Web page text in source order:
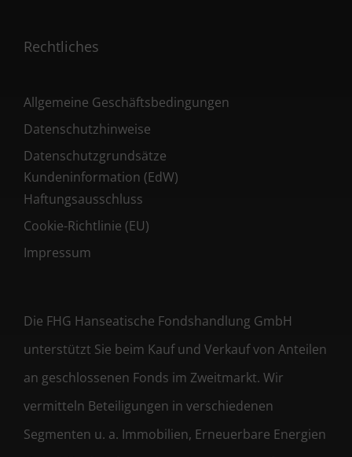
Rechtliches
Allgemeine Geschäftsbedingungen
Datenschutzhinweise
Datenschutzgrundsätze
Kundeninformation (EdW)
Haftungsausschluss
Cookie-Richtlinie (EU)
Impressum
Die FHG Hanseatische Fondshandlung GmbH
unterstützt Sie beim Kauf und Verkauf von Anteilen
an geschlossenen Fonds im Zweitmarkt. Wir
vermitteln Beteiligungen in verschiedenen
Segmenten u. a. Immobilien, Erneuerbare Energien